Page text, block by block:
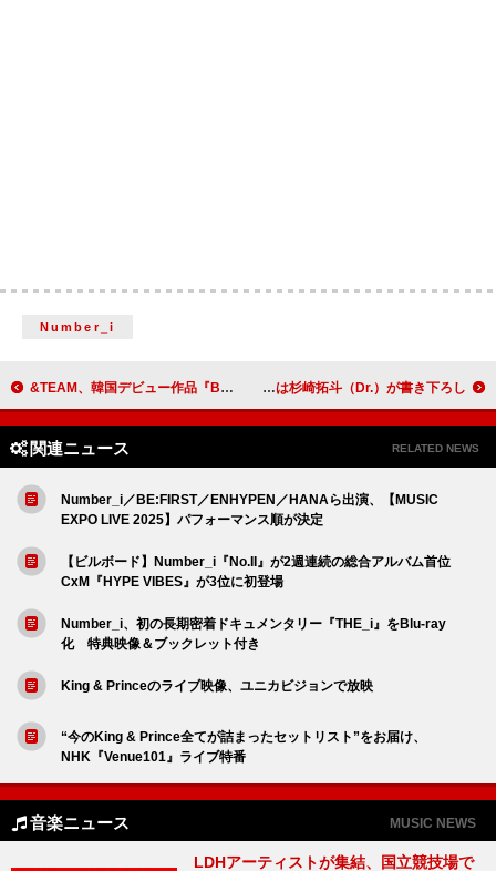
Number_i
&TEAM、韓国デビュー作品『Back to Life』ハイライトメドレーを公開 帝国喫茶、3か月連続で新曲リリース第1弾「愛毎日」は杉崎拓斗（Dr.）が書き下ろし
関連ニュース RELATED NEWS
Number_i／BE:FIRST／ENHYPEN／HANAら出演、【MUSIC
EXPO LIVE 2025】パフォーマンス順が決定
【ビルボード】Number_i『No.II』が2週連続の総合アルバム首位
CxM『HYPE VIBES』が3位に初登場
Number_i、初の長期密着ドキュメンタリー『THE_i』をBlu-ray
化 特典映像＆ブックレット付き
King & Princeのライブ映像、ユニカビジョンで放映
“今のKing & Prince全てが詰まったセットリスト”をお届け、
NHK『Venue101』ライブ特番
音楽ニュース MUSIC NEWS
LDHアーティストが集結、国立競技場で